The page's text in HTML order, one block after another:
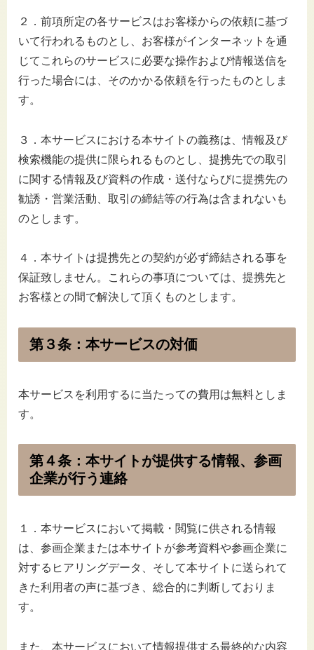
２．前項所定の各サービスはお客様からの依頼に基づ
いて行われるものとし、お客様がインターネットを通
じてこれらのサービスに必要な操作および情報送信を
行った場合には、そのかかる依頼を行ったものとしま
す。
３．本サービスにおける本サイトの義務は、情報及び
検索機能の提供に限られるものとし、提携先での取引
に関する情報及び資料の作成・送付ならびに提携先の
勧誘・営業活動、取引の締結等の行為は含まれないも
のとします。
４．本サイトは提携先との契約が必ず締結される事を
保証致しません。これらの事項については、提携先と
お客様との間で解決して頂くものとします。
第３条：本サービスの対価
本サービスを利用するに当たっての費用は無料としま
す。
第４条：本サイトが提供する情報、参画
企業が行う連絡
１．本サービスにおいて掲載・閲覧に供される情報
は、参画企業または本サイトが参考資料や参画企業に
対するヒアリングデータ、そして本サイトに送られて
きた利用者の声に基づき、総合的に判断しておりま
す。
また、本サービスにおいて情報提供する最終的な内容